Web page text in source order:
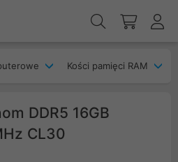
Kości pamięci RAM
DDR5 16GB
CL30